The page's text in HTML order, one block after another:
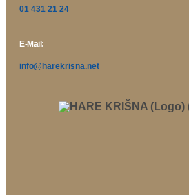
01 431 21 24
E-Mail:
info@harekrisna.net